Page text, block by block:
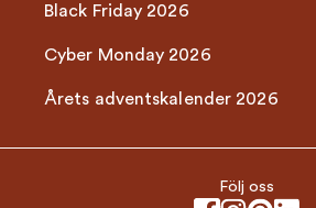
Black Friday 2026
Cyber Monday 2026
Årets adventskalender 2026
Följ oss